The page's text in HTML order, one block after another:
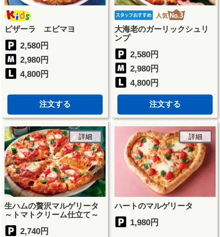
ピザーラ エビマヨ
2,580円
2,980円
4,800円
注文する
大海老のガーリックシュリ
ンプ
2,580円
2,980円
4,800円
注文する
詳細
生ハムの贅沢マルゲリータ
～トマトクリーム仕立て～
2,740円
詳細
ハートのマルゲリータ
1,980円